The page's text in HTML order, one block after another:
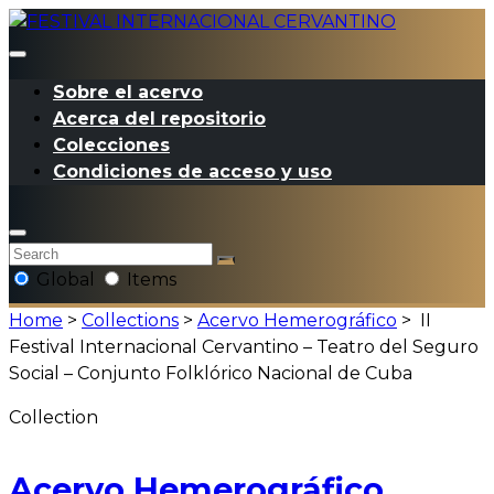
Sobre el acervo
Acerca del repositorio
Colecciones
Condiciones de acceso y uso
Global
Items
Home > Collections > Acervo Hemerográfico >
Festival Internacional Cervantino – Teatro del Seguro
Social – Conjunto Folklórico Nacional de Cuba
Collection